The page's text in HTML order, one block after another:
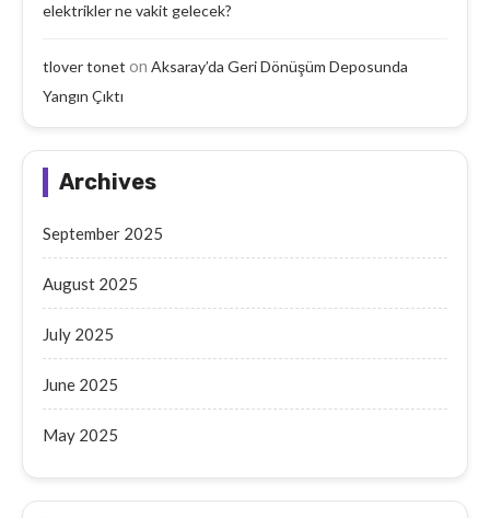
elektrikler ne vakit gelecek?
tlover tonet on Aksaray’da Geri Dönüşüm Deposunda
Yangın Çıktı
Archives
September 2025
August 2025
July 2025
June 2025
May 2025